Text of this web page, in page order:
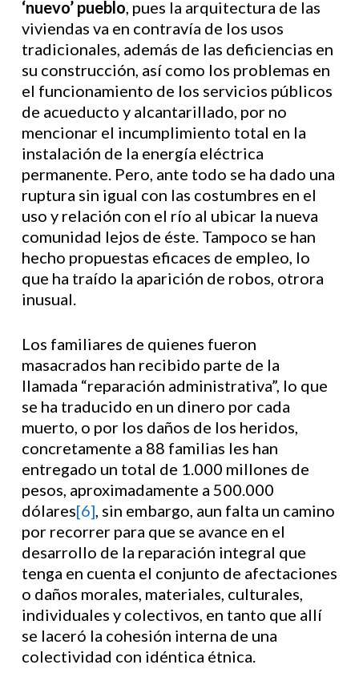
‘nuevo’ pueblo, pues la arquitectura de las
viviendas va en contravía de los usos
tradicionales, además de las deficiencias en
su construcción, así como los problemas en
el funcionamiento de los servicios públicos
de acueducto y alcantarillado, por no
mencionar el incumplimiento total en la
instalación de la energía eléctrica
permanente. Pero, ante todo se ha dado una
ruptura sin igual con las costumbres en el
uso y relación con el río al ubicar la nueva
comunidad lejos de éste. Tampoco se han
hecho propuestas eficaces de empleo, lo
que ha traído la aparición de robos, otrora
inusual.
Los familiares de quienes fueron
masacrados han recibido parte de la
llamada “reparación administrativa”, lo que
se ha traducido en un dinero por cada
muerto, o por los daños de los heridos,
concretamente a 88 familias les han
entregado un total de 1.000 millones de
pesos, aproximadamente a 500.000
dólares[6], sin embargo, aun falta un camino
por recorrer para que se avance en el
desarrollo de la reparación integral que
tenga en cuenta el conjunto de afectaciones
o daños morales, materiales, culturales,
individuales y colectivos, en tanto que allí
se laceró la cohesión interna de una
colectividad con idéntica étnica.